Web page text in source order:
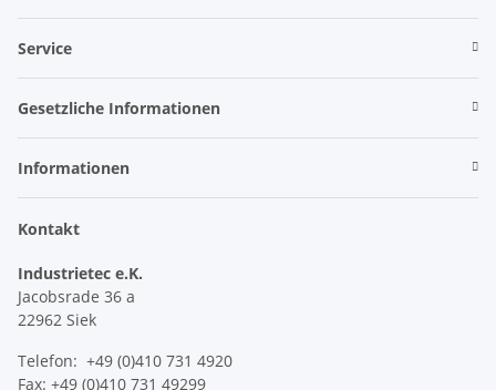
Service
Gesetzliche Informationen
Informationen
Kontakt
Industrietec e.K.
Jacobsrade 36 a
22962 Siek
Telefon: +49 (0)410 731 4920
Fax: +49 (0)410 731 49299